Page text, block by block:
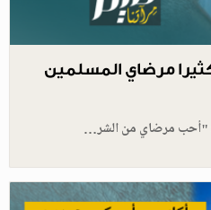
مرضاي المسلمين
"أحب مرضاي من الشر…